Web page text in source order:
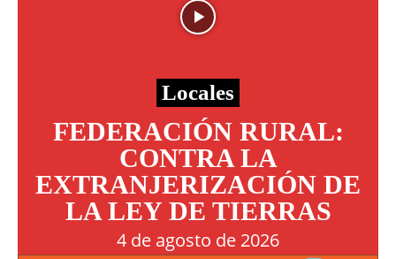
Locales
FEDERACIÓN RURAL:
CONTRA LA
EXTRANJERIZACIÓN DE
LA LEY DE TIERRAS
4 de agosto de 2026